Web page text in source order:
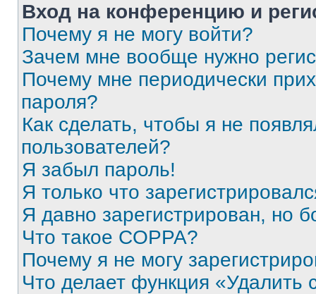
Вход на конференцию и
Почему я не могу войти?
Зачем мне вообще нужно
Почему мне периодически
пароля?
Как сделать, чтобы я не
пользователей?
Я забыл пароль!
Я только что
Я давно зарегистрирован, но
Что такое COPPA?
Почему я не могу
Что делает функция «Удалить